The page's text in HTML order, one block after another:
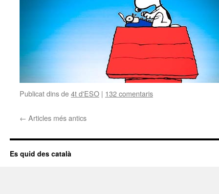
Publicat dins de4t d'ESO | 132 comentaris
← Articles més antics
Es quid des català